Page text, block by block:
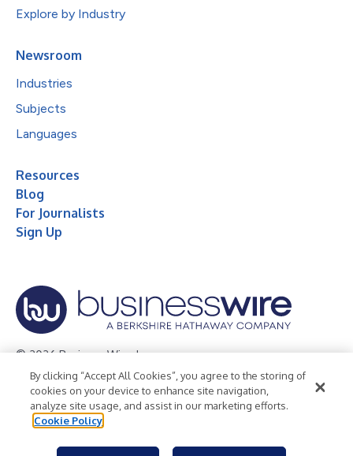
Explore by Industry
Newsroom
Industries
Subjects
Languages
Resources
Blog
For Journalists
Sign Up
© 2026 Business Wire, Inc.
Privacy Policy Cookie Policy
Accessibility Statement
Terms of Use
Legal
By clicking “Accept All Cookies”, you agree to the storing of
cookies on your device to enhance site navigation,
analyze site usage, and assist in our marketing efforts.
Cookie Policy